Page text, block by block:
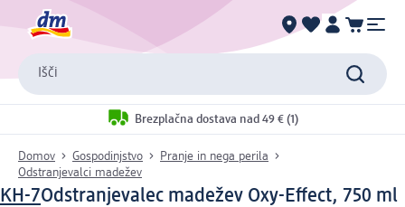
Išči
Brezplačna dostava nad 49 € (1)
Domov Gospodinjstvo
Pranje in nega perila
Odstranjevalci madežev
KH-7Odstranjevalec madežev Oxy-Effect, 750 ml